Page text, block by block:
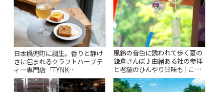
日本橋兜町に誕生。香りと静け
さに包まれるクラフトハーブテ
ィー専門店「TYNK
Kabutocho」 | ことりっぷ
風鈴の音色に誘われて歩く夏の
鎌倉さんぽ♪由緒ある社の参拝
と老舗のひんやり甘味も | こと
りっぷ